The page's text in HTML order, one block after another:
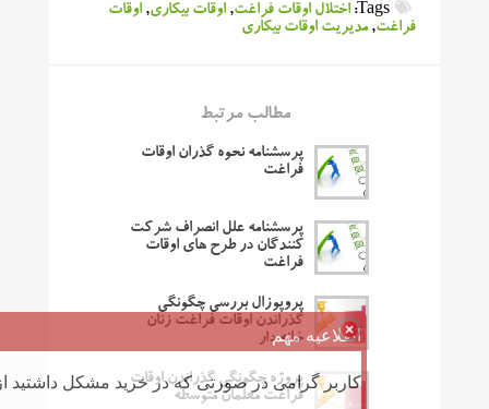
Tags: اختلال اوقات فراغت,اوقات بیکاری,اوقات
فراغت,مدیریت اوقات بیکاری
مطالب مرتبط
پرسشنامه نحوه گذران اوقات
فراغت
پرسشنامه علل انصراف شرکت
کنندگان در طرح های اوقات
فراغت
پروپوزال بررسی چگونگی
گذراندن اوقات فراغت زنان
خانه دار
پروژه چگونگی گذراندن اوقات
فراغت معلمان متوسطه
اطلاعیه مهم
کاربر گرامی در صورتی که در خرید مشکل داشتید